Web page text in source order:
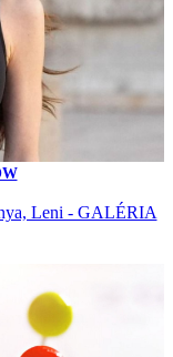
Leni - GALÉRIA